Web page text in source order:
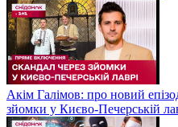
Акім Галімов: про новий
зйомки у Києво-Печерській